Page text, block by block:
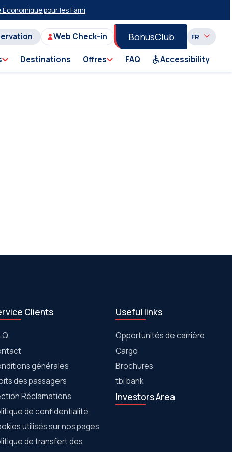
pour les Familles et les Groupes sur la Lingne Pirée-Milos-
Web Check-in BonusClub
Destinations Offres FAQ Accessibility
Clients
générales
des passagers
Réclamations
de confidentialité
utilisés sur nos pages
de transfert des
Useful links
Opportunités de carrière
Cargo
Brochures
tbi bank
Investors Area